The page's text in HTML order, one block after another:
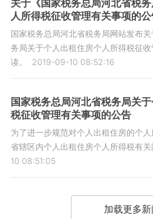
关于《国家税务总局河北省税
人所得税征收管理有关事项的
国家税务总局河北省税务局网站发布
务局关于个人出租住房个人所得税征
读。
2019-09-10 08:52:16
国家税务总局河北省税务局关
税征收管理有关事项的公告
为了进一步规范对个人出租住房的个
省辖区内个人出租住房个人所得税有关
10 08:51:05
加载更多新